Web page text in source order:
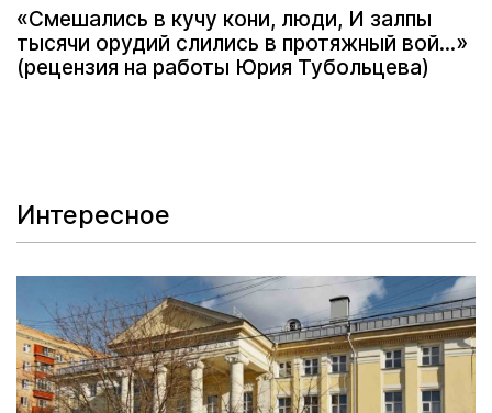
«Смешались в кучу кони, люди, И залпы
тысячи орудий слились в протяжный вой...»
(рецензия на работы Юрия Тубольцева)
Интересное